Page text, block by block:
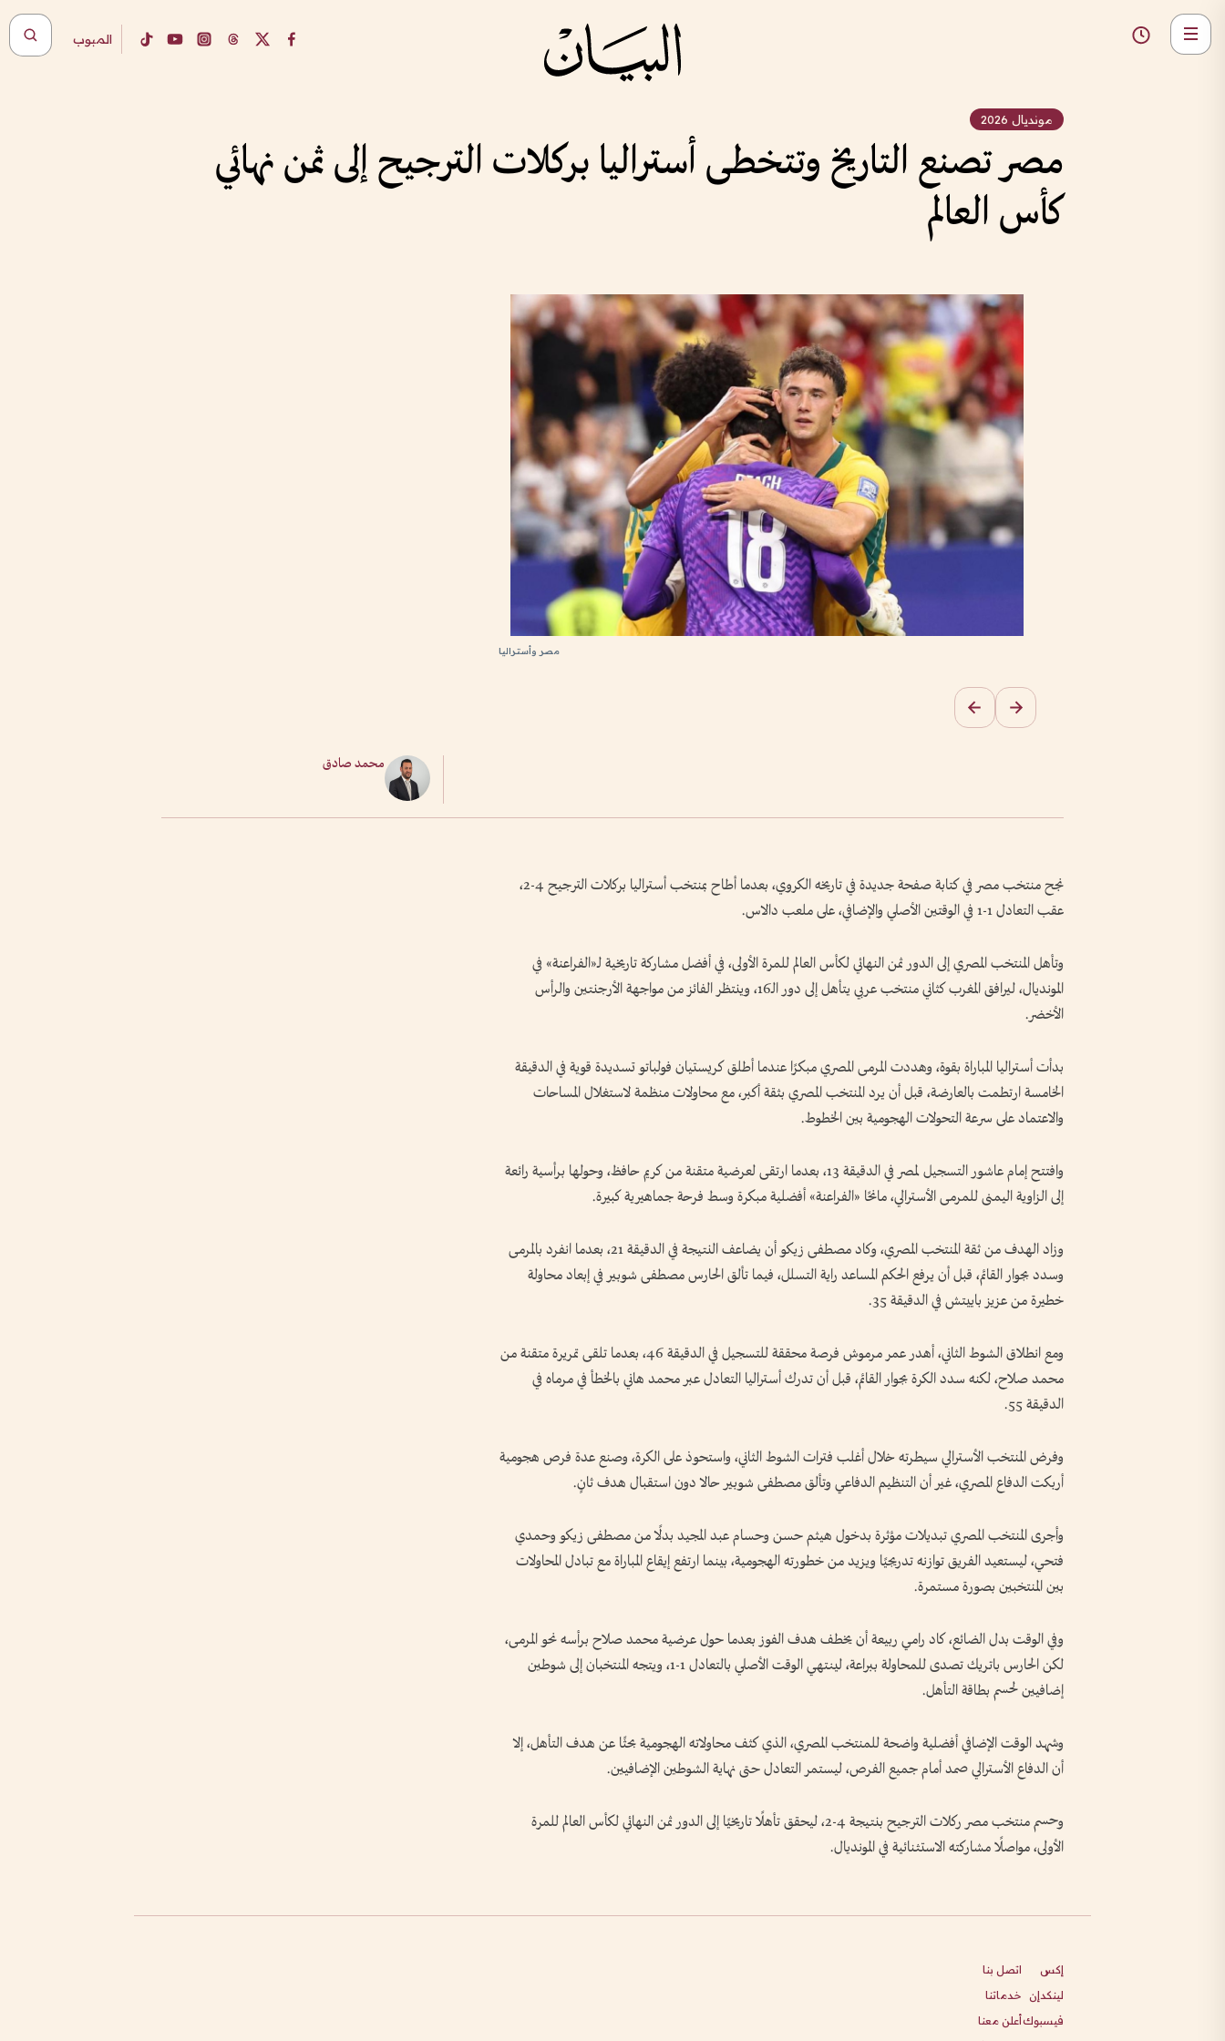
المبوب
مونديال 2026
مصر تصنع التاريخ وتتخطى أستراليا بركلات الترجيح إلى ثمن نهائي
كأس العالم
مصر وأستراليا
محمد صادق
نجح منتخب مصر في كتابة صفحة جديدة في تاريخه الكروي، بعدما أطاح بمنتخب أستراليا بركلات الترجيح 4-2،
عقب التعادل 1-1 في الوقتين الأصلي والإضافي، على ملعب دالاس.
وتأهل المنتخب المصري إلى الدور ثمن النهائي لكأس العالم للمرة الأولى، في أفضل مشاركة تاريخية لـ«الفراعنة» في
المونديال، ليرافق المغرب كثاني منتخب عربي يتأهل إلى دور الـ16، وينتظر الفائز من مواجهة الأرجنتين والرأس
الأخضر.
بدأت أستراليا المباراة بقوة، وهددت المرمى المصري مبكرًا عندما أطلق كريستيان فولباتو تسديدة قوية في الدقيقة
الخامسة ارتطمت بالعارضة، قبل أن يرد المنتخب المصري بثقة أكبر، مع محاولات منظمة لاستغلال المساحات
والاعتماد على سرعة التحولات الهجومية بين الخطوط.
وافتتح إمام عاشور التسجيل لمصر في الدقيقة 13، بعدما ارتقى لعرضية متقنة من كريم حافظ، وحولها برأسية رائعة
إلى الزاوية اليمنى للمرمى الأسترالي، مانحًا «الفراعنة» أفضلية مبكرة وسط فرحة جماهيرية كبيرة.
وزاد الهدف من ثقة المنتخب المصري، وكاد مصطفى زيكو أن يضاعف النتيجة في الدقيقة 21، بعدما انفرد بالمرمى
وسدد بجوار القائم، قبل أن يرفع الحكم المساعد راية التسلل، فيما تألق الحارس مصطفى شوبير في إبعاد محاولة
خطيرة من عزيز باييتش في الدقيقة 35.
ومع انطلاق الشوط الثاني، أهدر عمر مرموش فرصة محققة للتسجيل في الدقيقة 46، بعدما تلقى تمريرة متقنة من
محمد صلاح، لكنه سدد الكرة بجوار القائم، قبل أن تدرك أستراليا التعادل عبر محمد هاني بالخطأ في مرماه في
الدقيقة 55.
وفرض المنتخب الأسترالي سيطرته خلال أغلب فترات الشوط الثاني، واستحوذ على الكرة، وصنع عدة فرص هجومية
أربكت الدفاع المصري، غير أن التنظيم الدفاعي وتألق مصطفى شوبير حالا دون استقبال هدف ثانٍ.
وأجرى المنتخب المصري تبديلات مؤثرة بدخول هيثم حسن وحسام عبد المجيد بدلًا من مصطفى زيكو وحمدي
فتحي، ليستعيد الفريق توازنه تدريجيًا ويزيد من خطورته الهجومية، بينما ارتفع إيقاع المباراة مع تبادل المحاولات
بين المنتخبين بصورة مستمرة.
وفي الوقت بدل الضائع، كاد رامي ربيعة أن يخطف هدف الفوز بعدما حول عرضية محمد صلاح برأسه نحو المرمى،
لكن الحارس باتريك تصدى للمحاولة ببراعة، لينتهي الوقت الأصلي بالتعادل 1-1، ويتجه المنتخبان إلى شوطين
إضافيين لحسم بطاقة التأهل.
وشهد الوقت الإضافي أفضلية واضحة للمنتخب المصري، الذي كثف محاولاته الهجومية بحثًا عن هدف التأهل، إلا
أن الدفاع الأسترالي صمد أمام جميع الفرص، ليستمر التعادل حتى نهاية الشوطين الإضافيين.
وحسم منتخب مصر ركلات الترجيح بنتيجة 4-2، ليحقق تأهلًا تاريخيًا إلى الدور ثمن النهائي لكأس العالم للمرة
الأولى، مواصلًا مشاركته الاستثنائية في المونديال.
إكس
لينكدإن
فيسبوك
اتصل بنا
خدماتنا
أعلن معنا